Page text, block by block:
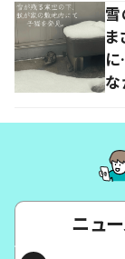
な
ニュ